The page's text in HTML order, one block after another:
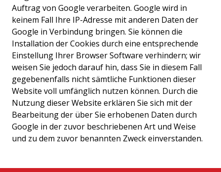
Auftrag von Google verarbeiten. Google wird in
keinem Fall Ihre IP-Adresse mit anderen Daten der
Google in Verbindung bringen. Sie können die
Installation der Cookies durch eine entsprechende
Einstellung Ihrer Browser Software verhindern; wir
weisen Sie jedoch darauf hin, dass Sie in diesem Fall
gegebenenfalls nicht sämtliche Funktionen dieser
Website voll umfänglich nutzen können. Durch die
Nutzung dieser Website erklären Sie sich mit der
Bearbeitung der über Sie erhobenen Daten durch
Google in der zuvor beschriebenen Art und Weise
und zu dem zuvor benannten Zweck einverstanden.